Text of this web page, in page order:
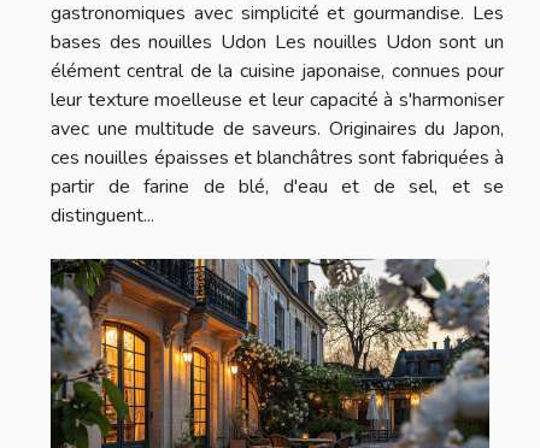
gastronomiques avec simplicité et gourmandise. Les
bases des nouilles Udon Les nouilles Udon sont un
élément central de la cuisine japonaise, connues pour
leur texture moelleuse et leur capacité à s'harmoniser
avec une multitude de saveurs. Originaires du Japon,
ces nouilles épaisses et blanchâtres sont fabriquées à
partir de farine de blé, d'eau et de sel, et se
distinguent...